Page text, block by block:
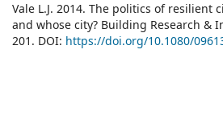
Vale L.J. 2014. The politics of resilient
and whose city? Building Research &
201. DOI: https://doi.org/10.1080/